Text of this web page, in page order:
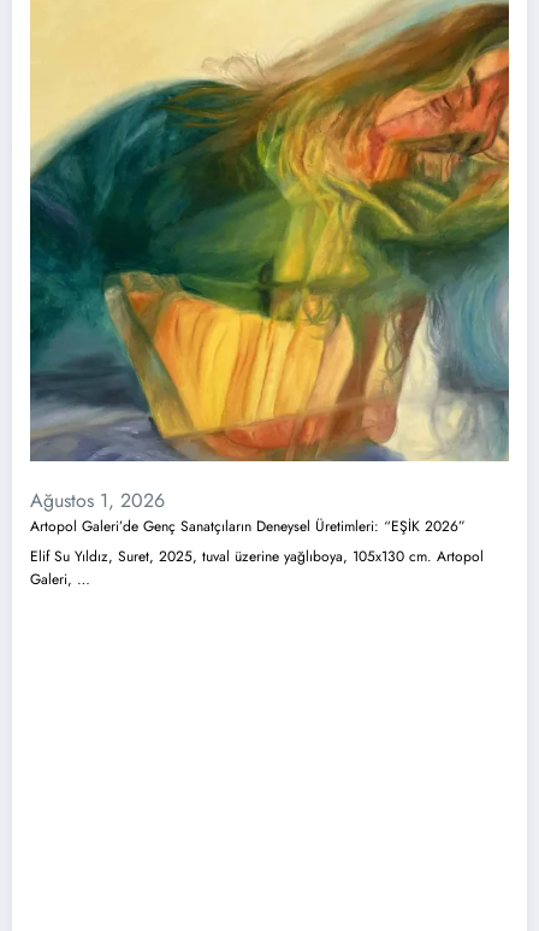
Ağustos 1, 2026
Artopol Galeri’de Genç Sanatçıların Deneysel Üretimleri: “EŞİK 2026”
Elif Su Yıldız, Suret, 2025, tuval üzerine yağlıboya, 105x130 cm. Artopol
Galeri, …